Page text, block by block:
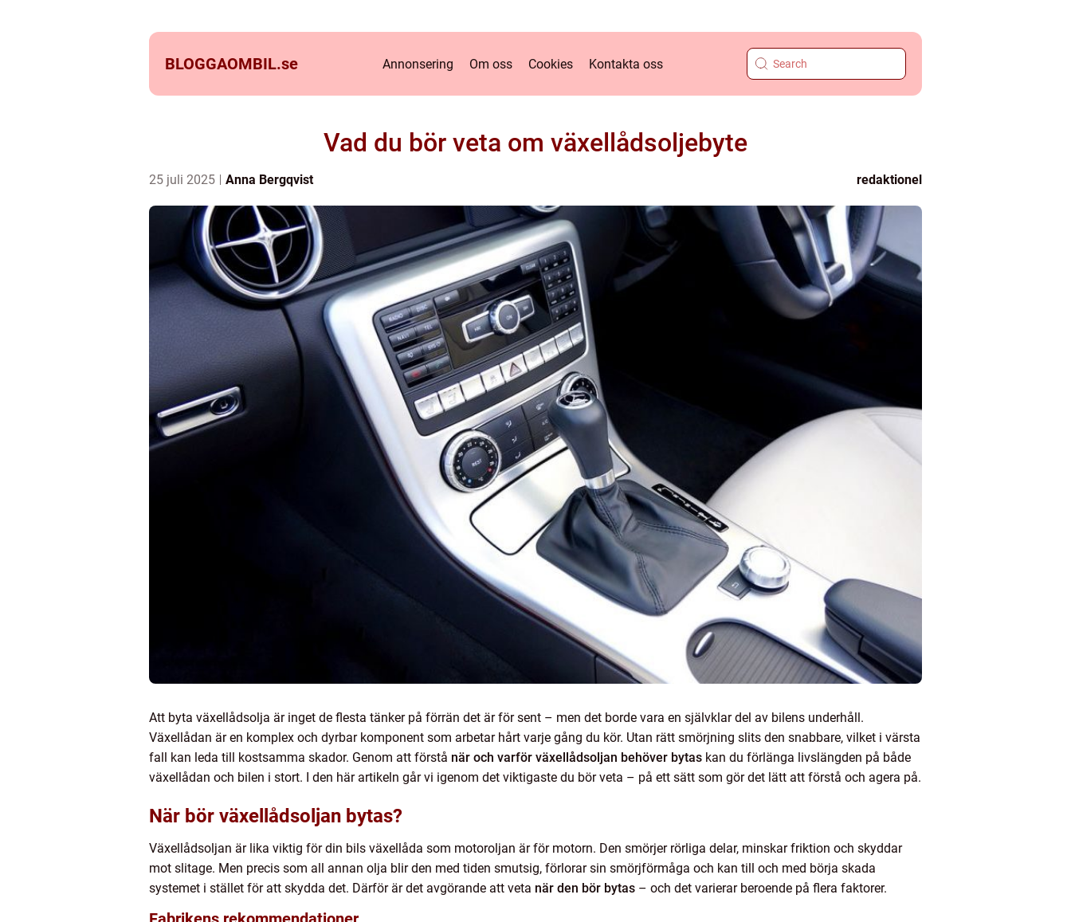
BLOGGAOMBIL.se Annonsering Om oss Cookies Kontakta oss
Vad du bör veta om växellådsoljebyte
25 juli 2025 Anna Bergqvist redaktionel
Att byta växellådsolja är inget de flesta tänker på förrän det är för sent – men det borde vara en självklar del av bilens underhåll.
Växellådan är en komplex och dyrbar komponent som arbetar hårt varje gång du kör. Utan rätt smörjning slits den snabbare, vilket i värsta
fall kan leda till kostsamma skador. Genom att förstå när och varför växellådsoljan behöver bytas kan du förlänga livslängden på både
växellådan och bilen i stort. I den här artikeln går vi igenom det viktigaste du bör veta – på ett sätt som gör det lätt att förstå och agera på.
När bör växellådsoljan bytas?
Växellådsoljan är lika viktig för din bils växellåda som motoroljan är för motorn. Den smörjer rörliga delar, minskar friktion och skyddar
mot slitage. Men precis som all annan olja blir den med tiden smutsig, förlorar sin smörjförmåga och kan till och med börja skada
systemet i stället för att skydda det. Därför är det avgörande att veta när den bör bytas – och det varierar beroende på flera faktorer.